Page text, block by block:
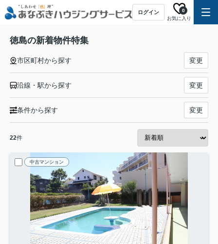
ログイン
お気に入り
0
徳島の新着物件特集
市区町村から探す 変更
沿線・駅から探す 変更
条件から探す 変更
22件
中古マンション